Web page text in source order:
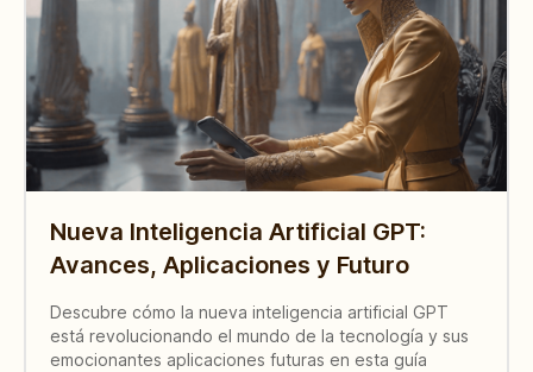
Nueva Inteligencia Artificial GPT:
Avances, Aplicaciones y Futuro
Descubre cómo la nueva inteligencia artificial GPT
está revolucionando el mundo de la tecnología y sus
emocionantes aplicaciones futuras en esta guía